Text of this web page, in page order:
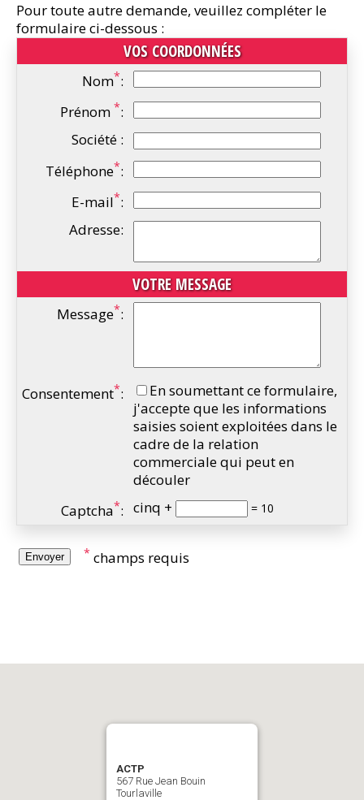
Pour toute autre demande, veuillez compléter le
formulaire ci-dessous :
VOS COORDONNÉES
Nom*:
Prénom *:
Société :
Téléphone*:
E-mail*:
Adresse:
VOTRE MESSAGE
Message*:
Consentement*:
En soumettant ce formulaire,
j'accepte que les informations
saisies soient exploitées dans le
cadre de la relation
commerciale qui peut en
découler
Captcha*: cinq + = 10
* champs requis